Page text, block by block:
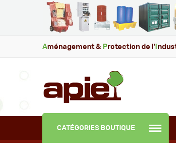
Aménagement & Protection de l'
CATÉGORIES BOUTIQUE